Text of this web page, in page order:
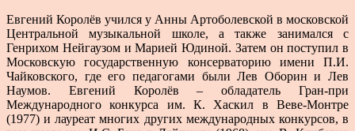
Евгений Королёв учился у Анны Артоболевской в московской
Центральной музыкальной школе, а также занимался с
Генрихом Нейгаузом и Марией Юдиной. Затем он поступил в
Московскую государственную консерваторию имени П.И.
Чайковского, где его педагогами были Лев Оборин и Лев
Наумов. Евгений Королёв – обладатель Гран-при
Международного конкурса им. К. Хаскил в Веве-Монтре
(1977) и лауреат многих других международных конкурсов, в